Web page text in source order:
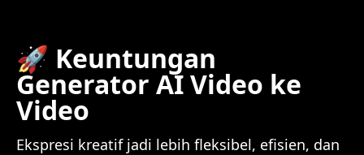
🚀 Keuntungan
Generator AI Video ke
Video
Ekspresi kreatif jadi lebih fleksibel, efisien, dan